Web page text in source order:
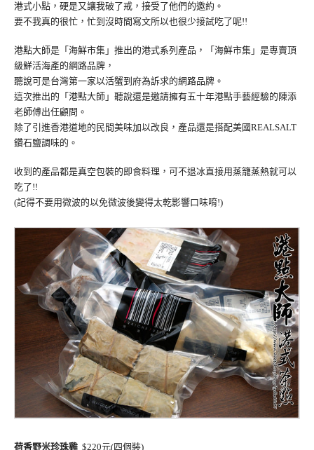
港式小點，硬是又讓我破了戒，接受了他們的邀約。
要不我真的很忙，忙到沒時間寫文所以也很少接試吃了呢!!
港點大師是「海鮮市集」推出的港式系列產品，「海鮮市集」是專賣頂
級鮮活海產的網路品牌，
聽說可是台灣第一家以活蟹到府為訴求的網路品牌。
這次推出的「港點大師」聽說還是邀請擁有五十年港點手藝經驗的陳添
老師傅出任顧問。
除了引進香港道地的民間美味加以改良，產品還是搭配美國REALSALT
鑽石鹽調味的。
收到的產品都是真空包裝的即食料理，可不退冰直接用蒸籠蒸熱就可以
吃了!!
(記得不要用微波的以免微波後變得太乾影響口味唷!)
荷香野米珍珠雞 $220元(四個裝)